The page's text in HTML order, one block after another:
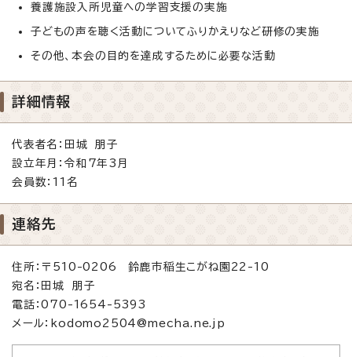
養護施設入所児童への学習支援の実施
子どもの声を聴く活動についてふりかえりなど研修の実施
その他、本会の目的を達成するために必要な活動
詳細情報
代表者名：田城 朋子
設立年月：令和7年3月
会員数：11名
連絡先
住所：〒510-0206 鈴鹿市稲生こがね園22-10
宛名：田城 朋子
電話：070-1654-5393
メール：kodomo2504@mecha.ne.jp